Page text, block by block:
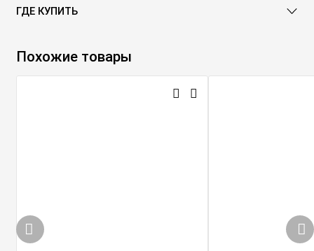
ГДЕ КУПИТЬ
Похожие товары